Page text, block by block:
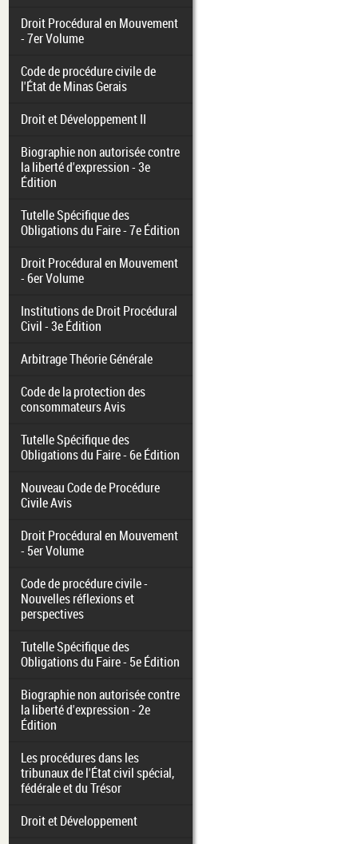
Droit Procédural en Mouvement
- 7er Volume
Code de procédure civile de
l'État de Minas Gerais
Droit et Développement II
Biographie non autorisée contre
la liberté d'expression - 3e
Édition
Tutelle Spécifique des
Obligations du Faire - 7e Édition
Droit Procédural en Mouvement
- 6er Volume
Institutions de Droit Procédural
Civil - 3e Édition
Arbitrage Théorie Générale
Code de la protection des
consommateurs Avis
Tutelle Spécifique des
Obligations du Faire - 6e Édition
Nouveau Code de Procédure
Civile Avis
Droit Procédural en Mouvement
- 5er Volume
Code de procédure civile -
Nouvelles réflexions et
perspectives
Tutelle Spécifique des
Obligations du Faire - 5e Édition
Biographie non autorisée contre
la liberté d'expression - 2e
Édition
Les procédures dans les
tribunaux de l'État civil spécial,
fédérale et du Trésor
Droit et Développement